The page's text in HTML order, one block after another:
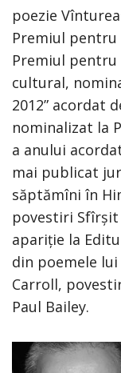
poezie
Premiul
Premiul
cultural,
2012” acordat
nominalizat la
a anului
mai publicat
săptămîni în
povestiri Sfîrșit
apariție la
din poemele
Carroll,
Paul Bailey.